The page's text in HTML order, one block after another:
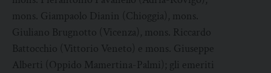
mons. Giampaolo Dianin (Chioggia), mons.
Giuliano Brugnotto (Vicenza), mons. Riccardo
Battocchio (Vittorio Veneto) e mons. Giuseppe
Alberti (Oppido Mamertina-Palmi); gli emeriti